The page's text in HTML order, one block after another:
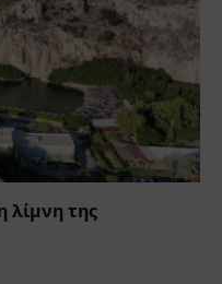
λίμνη της